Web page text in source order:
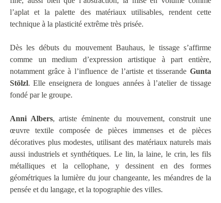
l’aplat et la palette des matériaux utilisables, rendent cette
technique à la plasticité extrême très prisée.
Dès les débuts du mouvement Bauhaus, le tissage s’affirme
comme un medium d’expression artistique à part entière,
notamment grâce à l’influence de l’artiste et tisserande Gunta
Stölzl. Elle enseignera de longues années à l’atelier de tissage
fondé par le groupe.
Anni Albers, artiste éminente du mouvement, construit une
œuvre textile composée de pièces immenses et de pièces
décoratives plus modestes, utilisant des matériaux naturels mais
aussi industriels et synthétiques. Le lin, la laine, le crin, les fils
métalliques et la cellophane, y dessinent en des formes
géométriques la lumière du jour changeante, les méandres de la
pensée et du langage, et la topographie des villes.